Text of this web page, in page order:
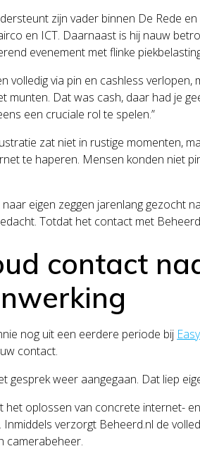
zijn vader binnen De Rede
en ICT. Daarnaast is hij nauw
evenement met flinke
volledig via pin en cashless
munten. Dat was cash, daar had je
een cruciale rol te spelen.”
zat niet in rustige momenten,
te haperen. Mensen konden niet
eigen zeggen jarenlang gezocht
Totdat het contact met
contact
nog uit een eerdere periode bij
contact.
gesprek weer aangegaan. Dat liep
het oplossen van concrete internet-
Inmiddels verzorgt Beheerd.nl de
camerabeheer.